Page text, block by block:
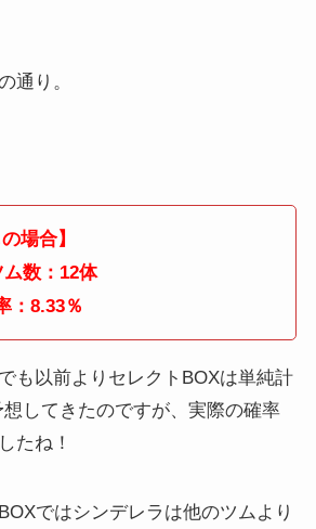
通り。
場合】
数：12体
：8.33％
も以前よりセレクトBOXは単純計
してきたのですが、実際の確率
たね！
ではシンデレラは他のツムより